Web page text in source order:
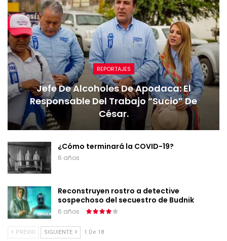
REPORTAJES
Jefe De Alcoholes De Apodaca: El
Responsable Del Trabajo “sucio” De
César.
¿Cómo terminará la COVID-19?
6 años
Reconstruyen rostro a detective
sospechoso del secuestro de Budnik
6 años
PREVIO SIGUIENTE 1 De 18